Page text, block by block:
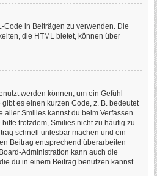
Code in Beiträgen zu verwenden. Die
die HTML bietet, können über
werden können, um ein Gefühl
es einen kurzen Code, z. B. bedeutet
aller Smilies kannst du beim Verfassen
trotzdem, Smilies nicht zu häufig zu
schnell unlesbar machen und ein
Beitrag entsprechend überarbeiten
Administration kann auch die
du in einem Beitrag benutzen kannst.